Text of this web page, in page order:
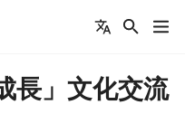
長」文化交流